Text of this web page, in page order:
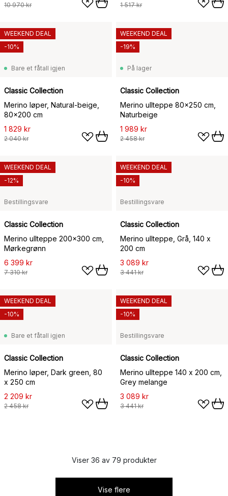
10 970 kr 1 517 kr
Bare et fåtall igjen
Classic Collection
Merino løper, Natural-beige,
80x200 cm
1 829 kr
2 040 kr
WEEKEND DEAL
-10%
På lager
Classic Collection
Merino ullteppe 80x250 cm,
Naturbeige
1 989 kr
2 458 kr
WEEKEND DEAL
-19%
Bestillingsvare
Classic Collection
Merino ullteppe 200x300 cm,
Mørkegrønn
6 399 kr
7 310 kr
WEEKEND DEAL
-12%
Bestillingsvare
Classic Collection
Merino ullteppe, Grå, 140 x
200 cm
3 089 kr
3 441 kr
WEEKEND DEAL
-10%
Bare et fåtall igjen
Classic Collection
Merino løper, Dark green, 80
x 250 cm
2 209 kr
2 458 kr
WEEKEND DEAL
-10%
Bestillingsvare
Classic Collection
Merino ullteppe 140 x 200 cm,
Grey melange
3 089 kr
3 441 kr
WEEKEND DEAL
-10%
Viser 36 av 79 produkter
Vise flere